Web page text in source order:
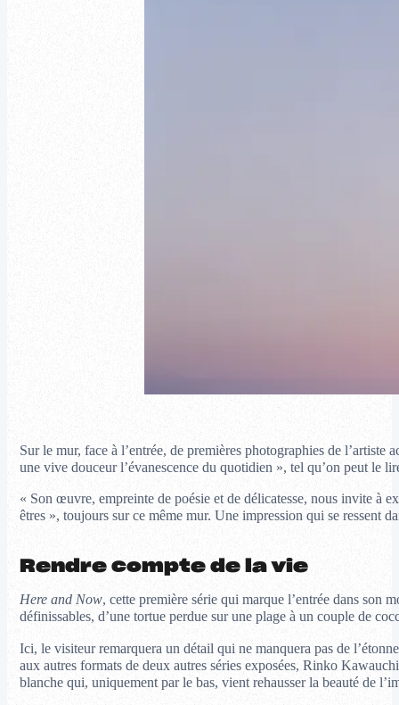
Sur le mur, face à l’entrée, de premières photographies de
une vive douceur l’évanescence du quotidien », tel qu’on peut le
« Son œuvre, empreinte de poésie et de délicatesse, nous invite à
êtres », toujours sur ce même mur. Une impression qui se ressent
Rendre compte de la vie
Here and Now, cette première série qui marque l’entrée dans son
définissables, d’une tortue perdue sur une plage à un couple de
Ici, le visiteur remarquera un détail qui ne manquera pas de
aux autres formats de deux autres séries exposées, Rinko
blanche qui, uniquement par le bas, vient rehausser la beauté de